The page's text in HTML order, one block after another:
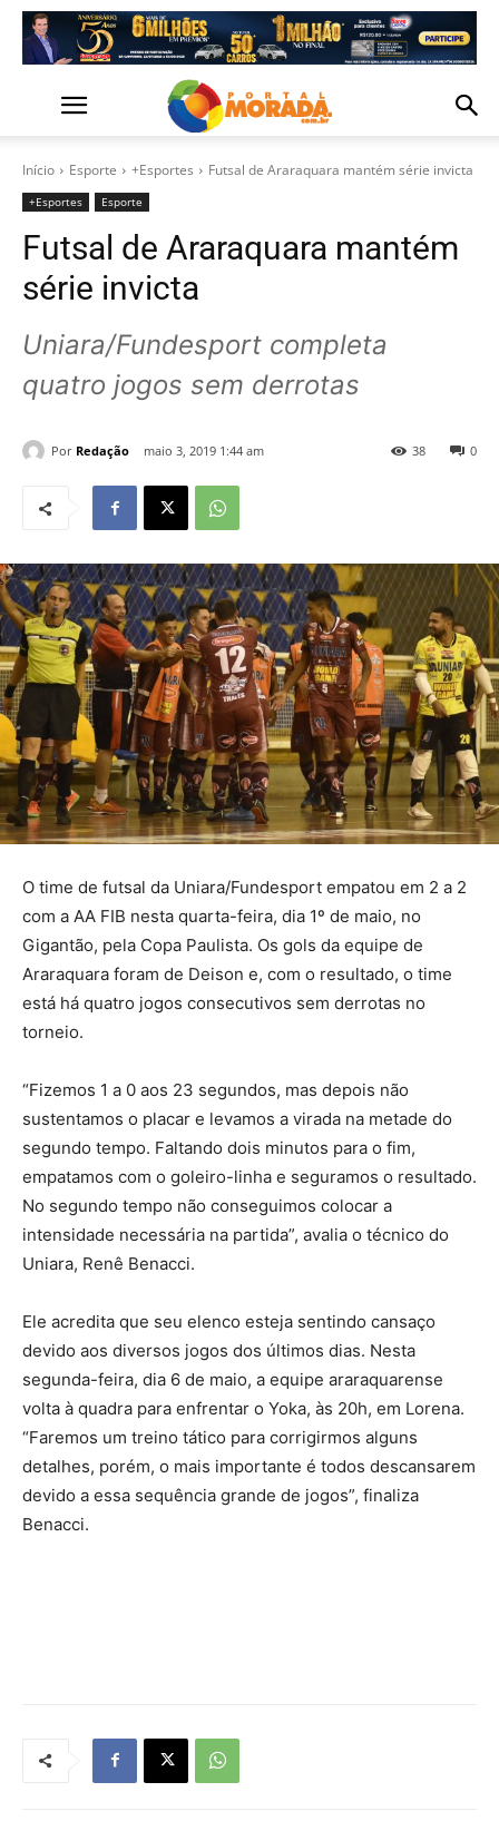
Início Esporte +Esportes Futsal de Araraquara mantém série invicta
+Esportes Esporte
Futsal de Araraquara mantém
série invicta
Uniara/Fundesport completa
quatro jogos sem derrotas
Por Redação maio 3, 2019 1:44 am 0
38
O time de futsal da Uniara/Fundesport empatou em 2 a 2
com a AA FIB nesta quarta-feira, dia 1º de maio, no
Gigantão, pela Copa Paulista. Os gols da equipe de
Araraquara foram de Deison e, com o resultado, o time
está há quatro jogos consecutivos sem derrotas no
torneio.
“Fizemos 1 a 0 aos 23 segundos, mas depois não
sustentamos o placar e levamos a virada na metade do
segundo tempo. Faltando dois minutos para o fim,
empatamos com o goleiro-linha e seguramos o resultado.
No segundo tempo não conseguimos colocar a
intensidade necessária na partida”, avalia o técnico do
Uniara, Renê Benacci.
Ele acredita que seu elenco esteja sentindo cansaço
devido aos diversos jogos dos últimos dias. Nesta
segunda-feira, dia 6 de maio, a equipe araraquarense
volta à quadra para enfrentar o Yoka, às 20h, em Lorena.
“Faremos um treino tático para corrigirmos alguns
detalhes, porém, o mais importante é todos descansarem
devido a essa sequência grande de jogos”, finaliza
Benacci.